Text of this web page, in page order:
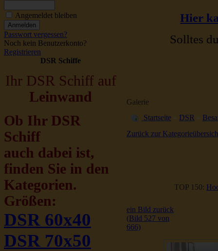
Angemeldet bleiben
Passwort vergessen?
Noch kein Benutzerkonto?
Registrieren
DSR Schiffe
Ihr DSR Schiff auf
Leinwand
Ob Ihr DSR
Schiff
auch dabei ist,
finden Sie in den
Kategorien.
Größen:
DSR 60x40
DSR 70x50
Hier
Solltes
Galerie
Startseite » DSR »
Zurück zur
TOP 150:
ein Bild zurück
(Bild 527 von
666)